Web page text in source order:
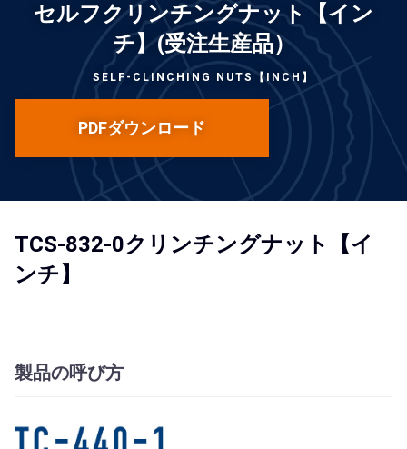
セルフクリンチングナット【イン
チ】(受注生産品）
SELF-CLINCHING NUTS【INCH】
PDFダウンロード
TCS-832-0クリンチングナット【イ
ンチ】
製品の呼び方